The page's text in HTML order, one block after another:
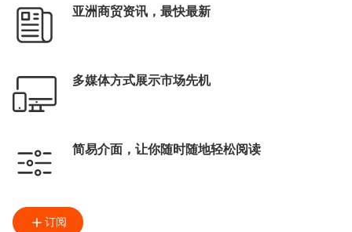
亚洲商贸资讯，最快最新
多媒体方式展示市场先机
简易介面，让你随时随地轻松阅读
订阅